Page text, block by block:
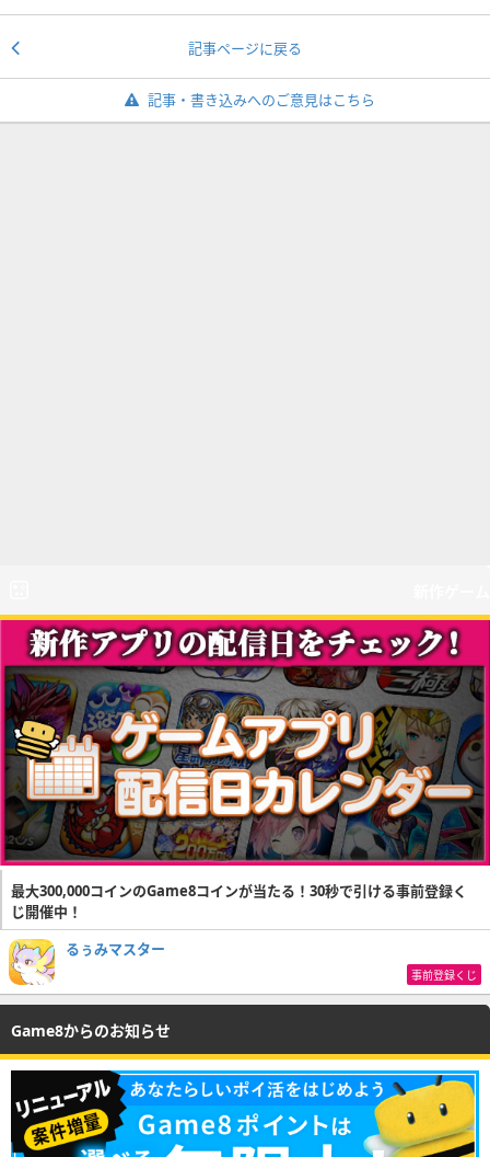
記事ページに戻る
記事・書き込みへのご意見はこちら
最大300,000コインのGame8コインが当たる！30秒で引ける事前登録く
じ開催中！
るぅみマスター
事前登録くじ
Game8からのお知らせ